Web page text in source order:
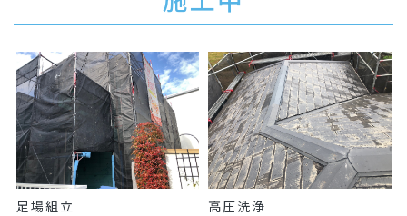
足場組立 高圧洗浄